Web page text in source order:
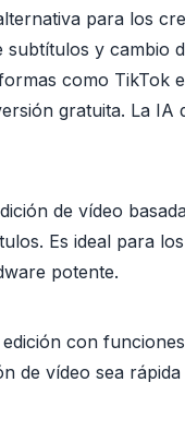
para los
y cambio
como TikTok
gratuita. La
de vídeo
Es ideal para
potente.
con
de vídeo sea